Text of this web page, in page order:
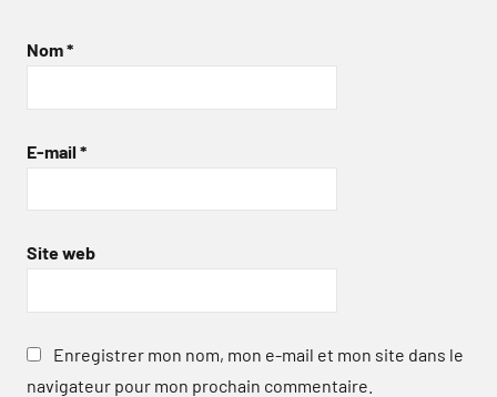
Nom*
E-mail *
Site web
Enregistrer mon nom, mon e-mail et mon site dans le
navigateur pour mon prochain commentaire.